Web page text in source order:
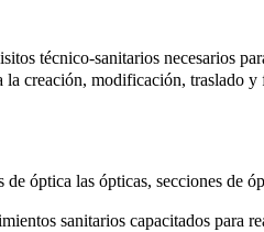
técnico-sanitarios necesarios
creación, modificación, traslado
óptica las ópticas, secciones
sanitarios capacitados para